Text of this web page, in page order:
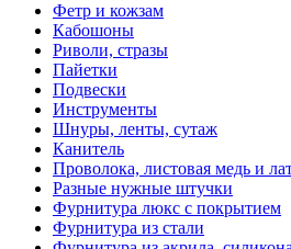
Фетр и кожзам
Кабошоны
Риволи, стразы
Пайетки
Подвески
Инструменты
Шнуры, ленты, сутаж
Канитель
Проволока, листовая медь и
Разные нужные штучки
Фурнитура люкс с покрытием
Фурнитура из стали